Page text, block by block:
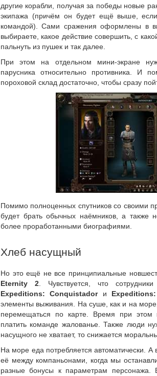
другие корабли, получая за победы новые
экипажа (причём он будет ещё выше, если
командой). Сами сражения оформлены в
выбираете, какое действие совершить, с
пальнуть из пушек и так далее.
При этом на отдельном мини-экране
парусника относительно противника. И
пороховой склад достаточно, чтобы сразу
Помимо полноценных спутников со своими
будет брать обычных наёмников, а также
более проработанными биографиями.
Хлеб насущный
Но это ещё не все принципиальные
Eternity 2 . Чувствуется, что сотрудники
Expeditions: Conquistadorи
элементы выживания. На суше, как и на
перемещаться по карте. Время при
платить команде жалованье. Также люди
насущного не хватает, то снижается
На море еда потребляется автоматически.
её между компаньонами, когда мы
разные бонусы к параметрам